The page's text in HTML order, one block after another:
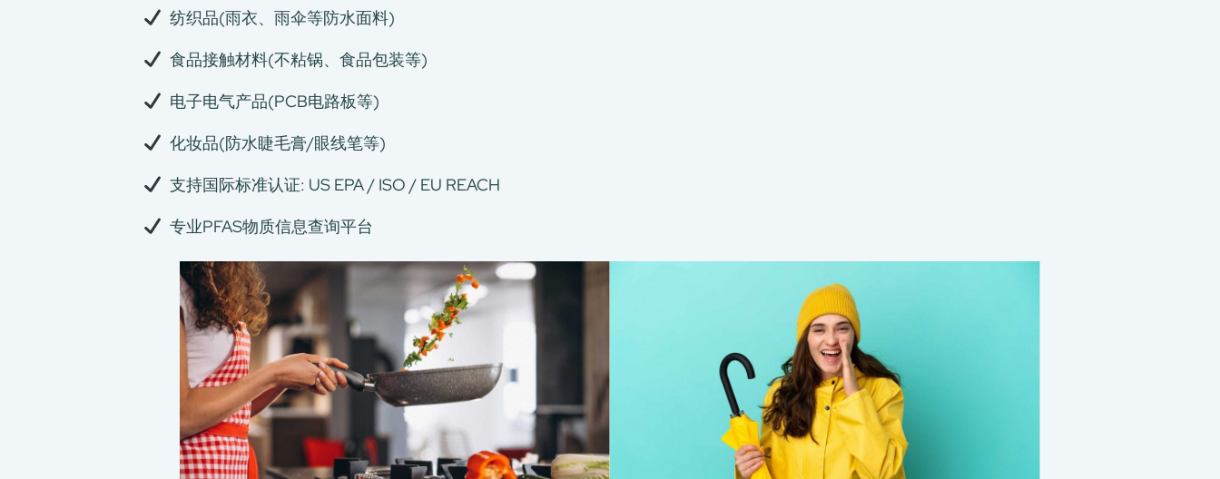
纺织品(雨衣、雨伞等防水面料)
食品接触材料(不粘锅、食品包装等)
电子电气产品(PCB电路板等)
化妆品(防水睫毛膏/眼线笔等)
支持国际标准认证: US EPA / ISO / EU REACH
专业PFAS物质信息查询平台